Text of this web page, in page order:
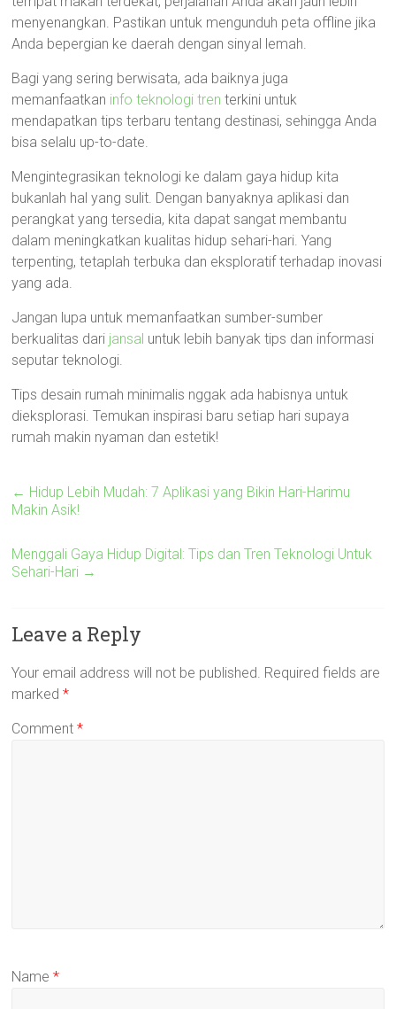
menyenangkan. Pastikan untuk mengunduh peta offline jika
Anda bepergian ke daerah dengan sinyal lemah.
Bagi yang sering berwisata, ada baiknya juga
memanfaatkan info teknologi tren terkini untuk
mendapatkan tips terbaru tentang destinasi, sehingga Anda
bisa selalu up-to-date.
Mengintegrasikan teknologi ke dalam gaya hidup kita
bukanlah hal yang sulit. Dengan banyaknya aplikasi dan
perangkat yang tersedia, kita dapat sangat membantu
dalam meningkatkan kualitas hidup sehari-hari. Yang
terpenting, tetaplah terbuka dan eksploratif terhadap inovasi
yang ada.
Jangan lupa untuk memanfaatkan sumber-sumber
berkualitas dari jansal untuk lebih banyak tips dan informasi
seputar teknologi.
Tips desain rumah minimalis nggak ada habisnya untuk
dieksplorasi. Temukan inspirasi baru setiap hari supaya
rumah makin nyaman dan estetik!
← Hidup Lebih Mudah: 7 Aplikasi yang Bikin Hari-Harimu
Makin Asik!
Menggali Gaya Hidup Digital: Tips dan Tren Teknologi Untuk
Sehari-Hari →
Leave a Reply
Your email address will not be published. Required fields are
marked*
Comment*
Name*